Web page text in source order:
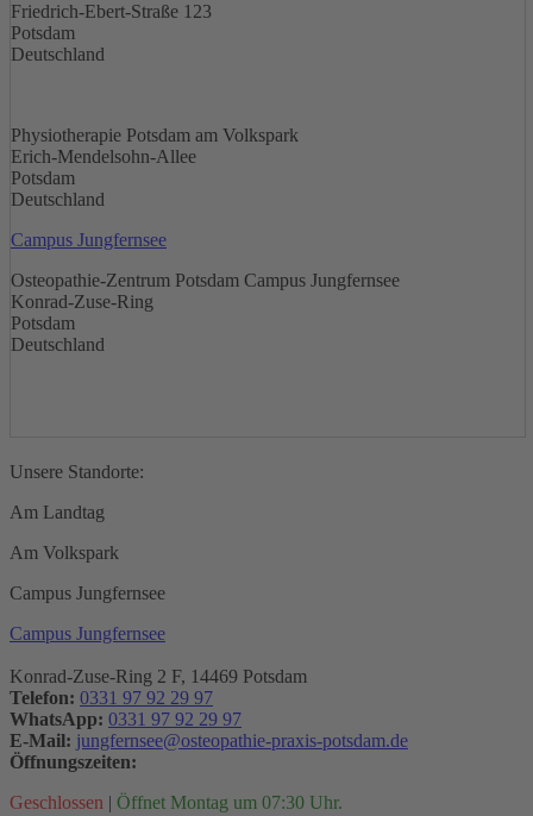
Friedrich-Ebert-Straße 123
Potsdam
Deutschland
Physiotherapie Potsdam am Volkspark
Erich-Mendelsohn-Allee
Potsdam
Deutschland
Campus Jungfernsee
Osteopathie-Zentrum Potsdam Campus Jungfernsee
Konrad-Zuse-Ring
Potsdam
Deutschland
Unsere Standorte:
Am Landtag
Am Volkspark
Campus Jungfernsee
Campus Jungfernsee
Konrad-Zuse-Ring 2 F, 14469 Potsdam
Telefon: 0331 97 92 29 97
WhatsApp: 0331 97 92 29 97
E-Mail: jungfernsee@osteopathie-praxis-potsdam.de
Öffnungszeiten:
Geschlossen | Öffnet Montag um 07:30 Uhr.